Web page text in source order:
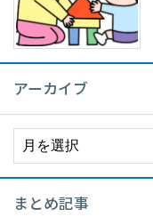
アーカイブ
まとめ記事